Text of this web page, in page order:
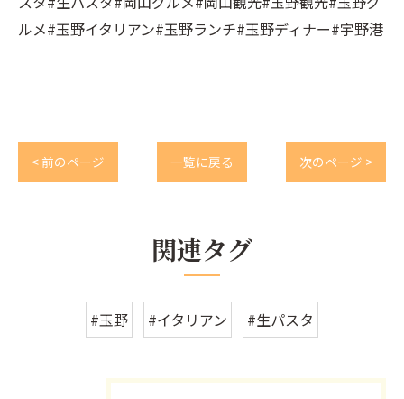
ルメ#玉野イタリアン#玉野ランチ#玉野ディナー#宇野港
< 前のページ 一覧に戻る 次のページ >
関連タグ
#玉野 #イタリアン #生パスタ